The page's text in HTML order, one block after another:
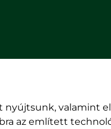
nyújtsunk, valamint
az említett